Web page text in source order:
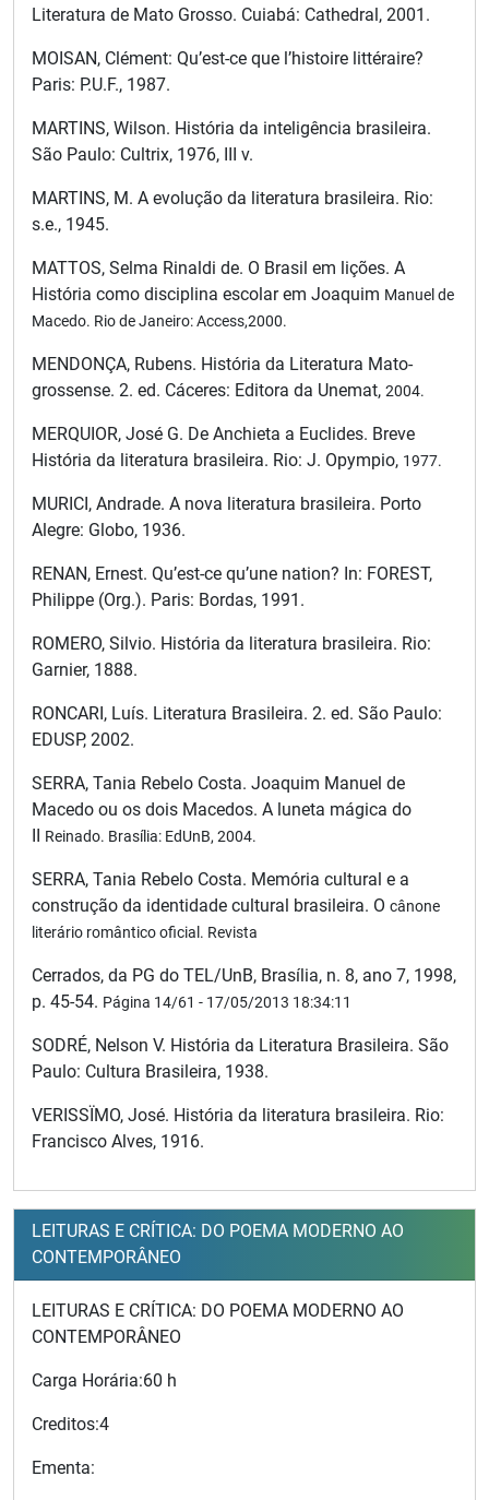
Literatura de Mato Grosso. Cuiabá: Cathedral, 2001.
MOISAN, Clément: Qu’est-ce que l’histoire littéraire?
Paris: P.U.F., 1987.
MARTINS, Wilson. História da inteligência brasileira.
São Paulo: Cultrix, 1976, III v.
MARTINS, M. A evolução da literatura brasileira. Rio:
s.e., 1945.
MATTOS, Selma Rinaldi de. O Brasil em lições. A
História como disciplina escolar em Joaquim Manuel de
Macedo. Rio de Janeiro: Access,2000.
MENDONÇA, Rubens. História da Literatura Mato-
grossense. 2. ed. Cáceres: Editora da Unemat, 2004.
MERQUIOR, José G. De Anchieta a Euclides. Breve
História da literatura brasileira. Rio: J. Opympio, 1977.
MURICI, Andrade. A nova literatura brasileira. Porto
Alegre: Globo, 1936.
RENAN, Ernest. Qu’est-ce qu’une nation? In: FOREST,
Philippe (Org.). Paris: Bordas, 1991.
ROMERO, Silvio. História da literatura brasileira. Rio:
Garnier, 1888.
RONCARI, Luís. Literatura Brasileira. 2. ed. São Paulo:
EDUSP, 2002.
SERRA, Tania Rebelo Costa. Joaquim Manuel de
Macedo ou os dois Macedos. A luneta mágica do
II Reinado. Brasília: EdUnB, 2004.
SERRA, Tania Rebelo Costa. Memória cultural e a
construção da identidade cultural brasileira. O cânone
literário romântico oficial. Revista
Cerrados, da PG do TEL/UnB, Brasília, n. 8, ano 7, 1998,
p. 45-54. Página 14/61 - 17/05/2013 18:34:11
SODRÉ, Nelson V. História da Literatura Brasileira. São
Paulo: Cultura Brasileira, 1938.
VERISSÏMO, José. História da literatura brasileira. Rio:
Francisco Alves, 1916.
LEITURAS E CRÍTICA: DO POEMA MODERNO AO
CONTEMPORÂNEO
LEITURAS E CRÍTICA: DO POEMA MODERNO AO
CONTEMPORÂNEO
Carga Horária:60 h
Creditos:4
Ementa: